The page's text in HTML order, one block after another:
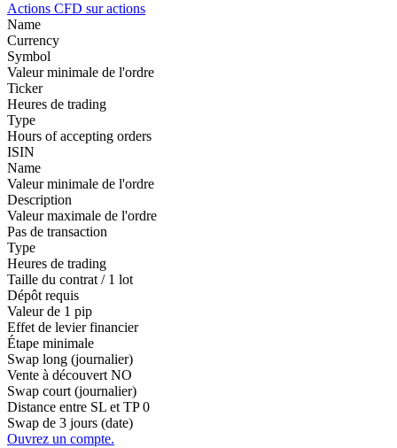
Actions CFD sur actions
Name
Currency
Symbol
Valeur minimale de l'ordre
Ticker
Heures de trading
Type
Hours of accepting orders
ISIN
Name
Valeur minimale de l'ordre
Description
Valeur maximale de l'ordre
Pas de transaction
Type
Heures de trading
Taille du contrat / 1 lot
Dépôt requis
Valeur de 1 pip
Effet de levier financier
Étape minimale
Swap long (journalier)
Vente à découvert NO
Swap court (journalier)
Distance entre SL et TP 0
Swap de 3 jours (date)
Ouvrez un compte.